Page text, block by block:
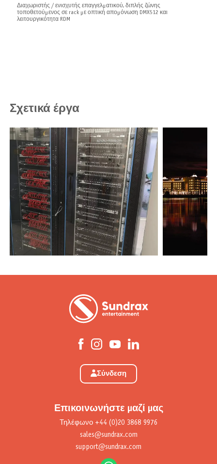
Διαχωριστής / ενισχυτής επαγγελματικού, διπλής ζώνης
τοποθετούμενος σε rack με οπτική απομόνωση DMX512 και
λειτουργικότητα RDM
Σχετικά έργα
Σύνδεση
Επικοινωνήστε μαζί μας
Τηλέφωνο +44 (0)20 3868 9976
sales@sundrax.com
support@sundrax.com